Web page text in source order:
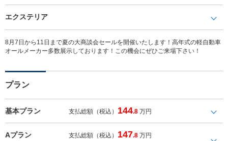
エクステリア
8月7日から11日まで夏の大商談会セールを開催いたします！高年式の軽自動車
オールメーカー多数展示しております！この機会にぜひご来場下さい！
プラン
基本プラン 支払総額（税込） 144.8 万円
Aプラン 支払総額（税込） 147.8 万円